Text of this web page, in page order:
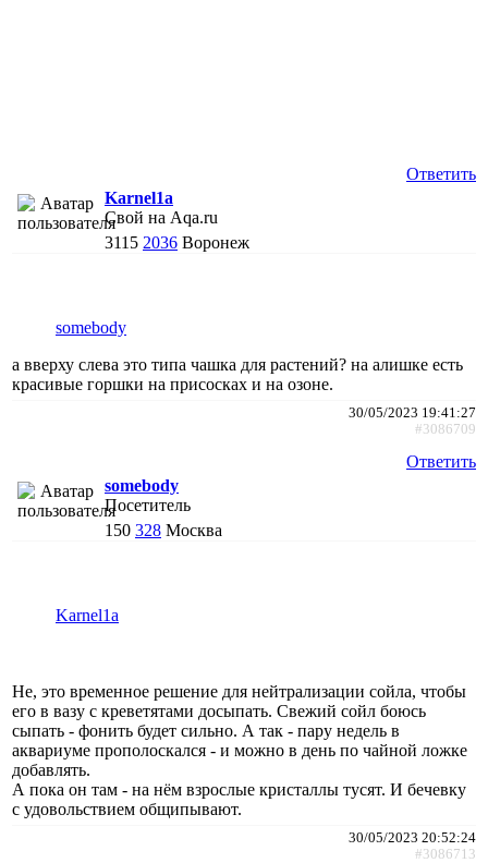
Ответить
Karnel1a
Свой на Aqa.ru
3115 2036 Воронеж
somebody
а вверху слева это типа чашка для растений? на алишке есть
красивые горшки на присосках и на озоне.
30/05/2023 19:41:27
#3086709
Ответить
somebody
Посетитель
150 328 Москва
Karnel1a
Не, это временное решение для нейтрализации сойла, чтобы
его в вазу с креветятами досыпать. Свежий сойл боюсь
сыпать - фонить будет сильно. А так - пару недель в
аквариуме прополоскался - и можно в день по чайной ложке
добавлять.
А пока он там - на нём взрослые кристаллы тусят. И бечевку
с удовольствием общипывают.
30/05/2023 20:52:24
#3086713